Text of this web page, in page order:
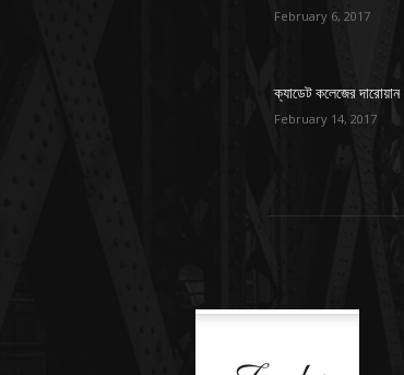
February 6, 2017
ক্যাডেট কলেজের দারোয়ান
February 14, 2017